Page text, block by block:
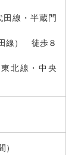
線・半蔵門
線） 徒歩８
北線・中央